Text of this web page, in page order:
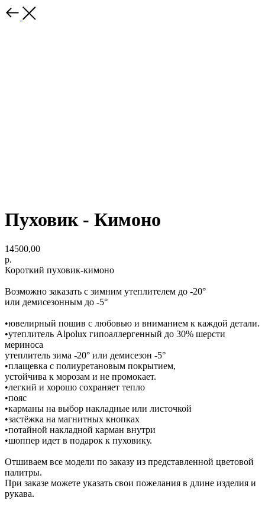
Пуховик - Кимоно
14500,00
р.
Короткий пуховик-кимоно
Возможно заказать с зимним утеплителем до -20°
или демисезонным до -5°
•ювелирный пошив с любовью и вниманием к каждой детали.
•утеплитель Alpolux гипоаллергенный до 30% шерсти
мериноса
утеплитель зима -20° или демисезон -5°
•плащевка с полиуретановым покрытием,
устойчива к морозам и не промокает.
•легкий и хорошо сохраняет тепло
•пояс
•карманы на выбор накладные или листочкой
•застёжка на магнитных кнопках
•потайной накладной карман внутри
•шоппер идет в подарок к пуховику.
Отшиваем все модели по заказу из представленной цветовой
палитры.
При заказе можете указать свои пожелания в длине изделия и
рукава.